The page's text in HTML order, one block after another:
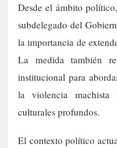
Desde el ámbito
subdelegado del
la importancia de
La medida también
institucional para
la violencia machista
culturales profundos.
El contexto político